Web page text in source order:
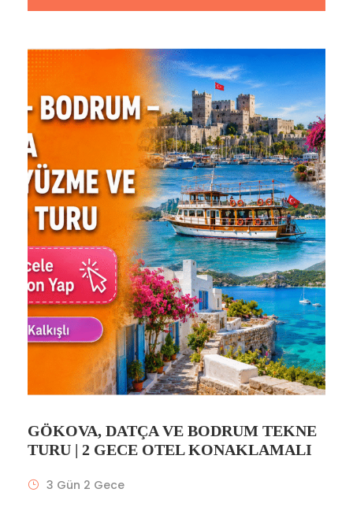
GÖKOVA, DATÇA VE BODRUM TEKNE
TURU | 2 GECE OTEL KONAKLAMALI
3 Gün 2 Gece